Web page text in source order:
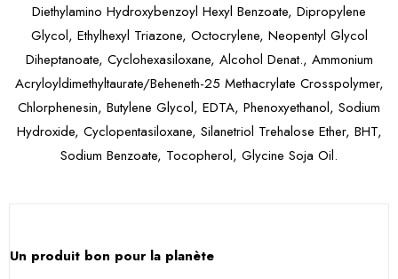
Diethylamino Hydroxybenzoyl Hexyl Benzoate, Dipropylene
Glycol, Ethylhexyl Triazone, Octocrylene, Neopentyl Glycol
Diheptanoate, Cyclohexasiloxane, Alcohol Denat., Ammonium
Acryloyldimethyltaurate/Beheneth-25 Methacrylate Crosspolymer,
Chlorphenesin, Butylene Glycol, EDTA, Phenoxyethanol, Sodium
Hydroxide, Cyclopentasiloxane, Silanetriol Trehalose Ether, BHT,
Sodium Benzoate, Tocopherol, Glycine Soja Oil.
Un produit bon pour la planète